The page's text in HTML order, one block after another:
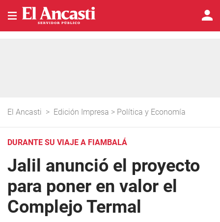
El Ancasti > Edición Impresa > Política y Economía
DURANTE SU VIAJE A FIAMBALÁ
Jalil anunció el proyecto
para poner en valor el
Complejo Termal